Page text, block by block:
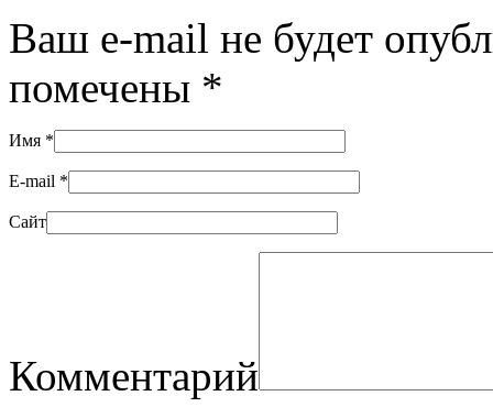
Ваш e-mail не будет
помечены *
Имя *
E-mail *
Сайт
Комментарий